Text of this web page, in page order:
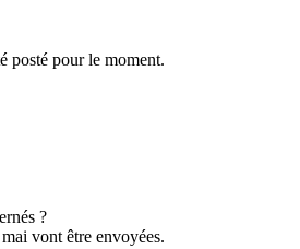
posté pour le moment.
?
vont être envoyées.